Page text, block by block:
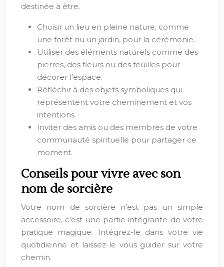
destinée à être.
Choisir un lieu en pleine nature, comme
une forêt ou un jardin, pour la cérémonie.
Utiliser des éléments naturels comme des
pierres, des fleurs ou des feuilles pour
décorer l’espace.
Réfléchir à des objets symboliques qui
représentent votre cheminement et vos
intentions.
Inviter des amis ou des membres de votre
communauté spirituelle pour partager ce
moment.
Conseils pour vivre avec son
nom de sorcière
Votre nom de sorcière n’est pas un simple
accessoire, c’est une partie intégrante de votre
pratique magique. Intégrez-le dans votre vie
quotidienne et laissez-le vous guider sur votre
chemin.